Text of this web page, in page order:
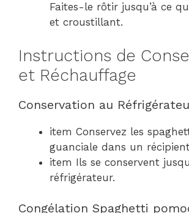
Faites-le rôtir jusqu’à ce
et croustillant.
Instructions de
et Réchauffage
Conservation au
item Conservez les
guanciale dans un
item Ils se conservent
réfrigérateur.
Congélation Spaghetti